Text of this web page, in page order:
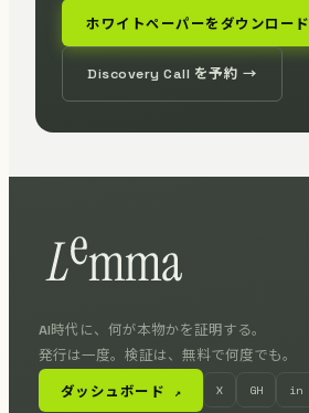
ホワイトペーパーをダウンロード
Discovery Call を予約 →
AI時代に、何が本物かを証明する。
発行は一度。検証は、無料で何度でも。
ダッシュボード ↗ X GH in